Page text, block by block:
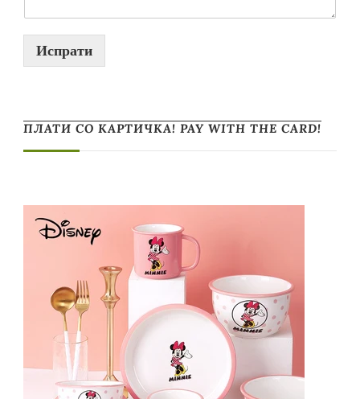
Испрати
ПЛАТИ СО КАРТИЧКА! PAY WITH THE CARD!